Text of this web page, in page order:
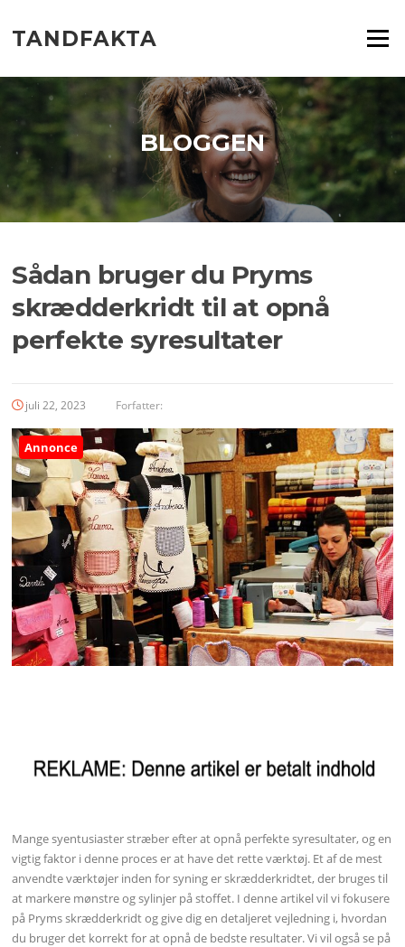
indhold
TANDFAKTA Menu
BLOGGEN
Sådan bruger du Pryms
skrædderkridt til at opnå
perfekte syresultater
juli 22, 2023 Forfatter:
Annonce
Mange syentusiaster stræber efter at opnå perfekte syresultater, og en
vigtig faktor i denne proces er at have det rette værktøj. Et af de mest
anvendte værktøjer inden for syning er skrædderkridtet, der bruges til
at markere mønstre og sylinjer på stoffet. I denne artikel vil vi fokusere
på Pryms skrædderkridt og give dig en detaljeret vejledning i, hvordan
du bruger det korrekt for at opnå de bedste resultater. Vi vil også se på